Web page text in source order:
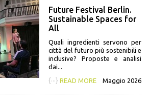
Future Festival Berlin.
Sustainable Spaces for
All
Quali ingredienti servono per
città del futuro più sostenibili e
inclusive? Proposte e analisi
dai...
{···} READ MORE Maggio 2026